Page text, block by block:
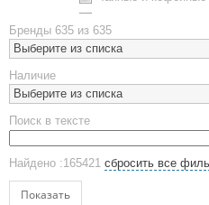
Наборы посуды
Предметы
Стаканы
Эко кружки
ЕВРОПОСУДА
Аксессуары
Ежедневники и
Бренды 635 из 635
Выберите из списка
Наличие
Выберите из списка
Поиск в тексте
Найдено :165421 сбросить все
Показать